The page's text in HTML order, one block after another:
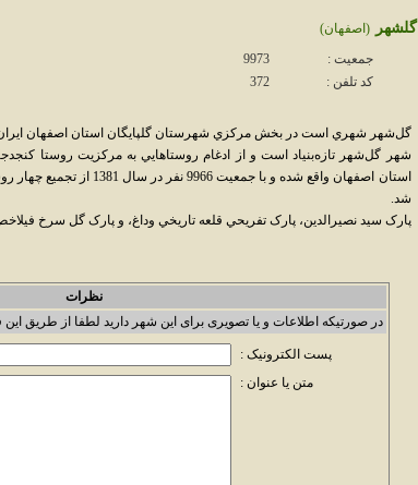
گلشهر
(اصفهان)
جمعیت :
9973
کد تلفن :
372
گل‌شهر شهري است در بخش مرکزي شهرستان گلپايگان استان اصفهان
شهر گل‌شهر تازه‌بنياد است و از ادغام روستاهايي به مرکزيت روستا
استان اصفهان واقع شده و با
شد.
پارک سيد نصيرالدين، پارک تفريحي قلعه تاريخي وداغ، و پارک گل سرخ
نظرات
در صورتیکه اطلاعات و یا تصویری برای این شهر دارید لطفا از طریق این
پست الکترونیک :
متن یا عنوان :